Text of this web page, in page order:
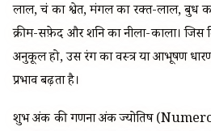
लाल, चंद्र का श्वेत, मंगल का रक्त-लाल, बुध
क्रीम-सफ़ेद और शनि का नीला-काला। जिस
अनुकूल हो, उस रंग का वस्त्र या आभूषण
प्रभाव बढ़ता है।
शुभ अंक की गणना अंक ज्योतिष